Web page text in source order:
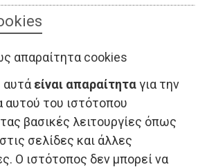
απαραίτητα cookies
αυτά είναι απαραίτηταγια την
αυτού του ιστότοπου
βασικές λειτουργίες όπως
σελίδες και άλλες
Ο ιστότοπος δεν μπορεί να
- Σπάτα